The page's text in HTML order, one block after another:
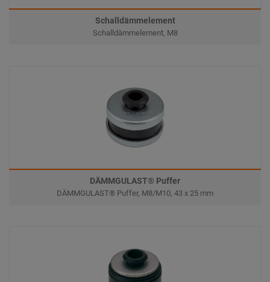
Schalldämmelement
Schalldämmelement, M8
DÄMMGULAST® Puffer
DÄMMGULAST® Puffer, M8/M10, 43 x 25 mm